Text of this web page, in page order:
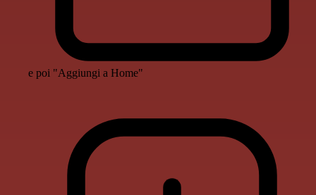
e poi "Aggiungi a Home"